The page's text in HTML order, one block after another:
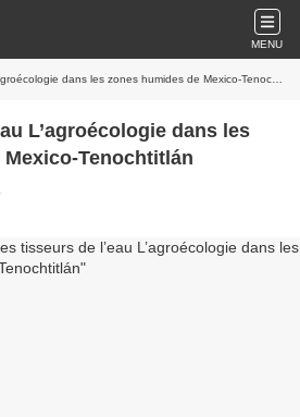
MENU
dans les zones humides de Mexico-Tenochtitlán
les
humides de Mexico-Tenochtitlán